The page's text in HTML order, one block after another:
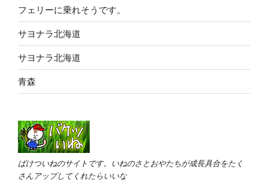
フェリーに乗れそうです。
サヨナラ北海道
サヨナラ北海道
青森
ばけついねのサイトです。いねのさとおやたちが成長具合をたく
さんアップしてくれたらいいな